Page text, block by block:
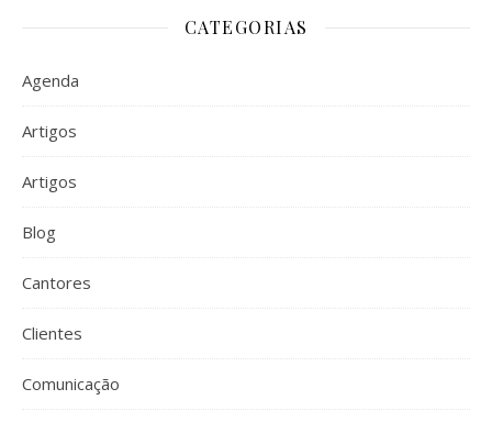
CATEGORIAS
Agenda
Artigos
Artigos
Blog
Cantores
Clientes
Comunicação